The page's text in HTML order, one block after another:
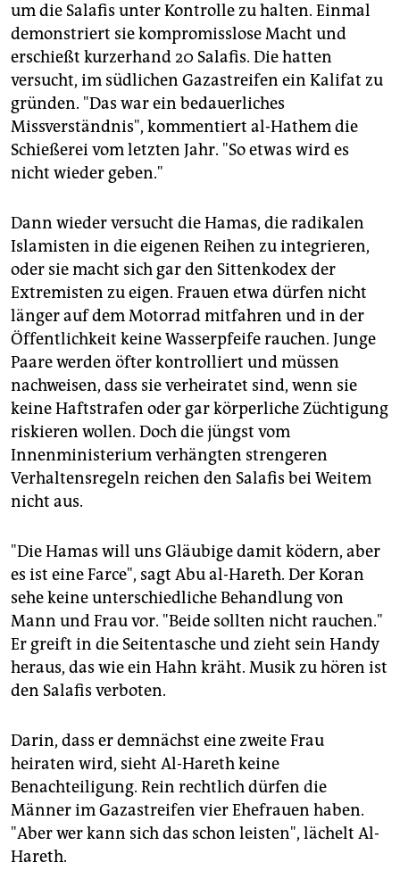
um die Salafis unter Kontrolle zu halten. Einmal
demonstriert sie kompromisslose Macht und
erschießt kurzerhand 20 Salafis. Die hatten
versucht, im südlichen Gazastreifen ein Kalifat zu
gründen. "Das war ein bedauerliches
Missverständnis", kommentiert al-Hathem die
Schießerei vom letzten Jahr. "So etwas wird es
nicht wieder geben."
Dann wieder versucht die Hamas, die radikalen
Islamisten in die eigenen Reihen zu integrieren,
oder sie macht sich gar den Sittenkodex der
Extremisten zu eigen. Frauen etwa dürfen nicht
länger auf dem Motorrad mitfahren und in der
Öffentlichkeit keine Wasserpfeife rauchen. Junge
Paare werden öfter kontrolliert und müssen
nachweisen, dass sie verheiratet sind, wenn sie
keine Haftstrafen oder gar körperliche Züchtigung
riskieren wollen. Doch die jüngst vom
Innenministerium verhängten strengeren
Verhaltensregeln reichen den Salafis bei Weitem
nicht aus.
"Die Hamas will uns Gläubige damit ködern, aber
es ist eine Farce", sagt Abu al-Hareth. Der Koran
sehe keine unterschiedliche Behandlung von
Mann und Frau vor. "Beide sollten nicht rauchen."
Er greift in die Seitentasche und zieht sein Handy
heraus, das wie ein Hahn kräht. Musik zu hören ist
den Salafis verboten.
Darin, dass er demnächst eine zweite Frau
heiraten wird, sieht Al-Hareth keine
Benachteiligung. Rein rechtlich dürfen die
Männer im Gazastreifen vier Ehefrauen haben.
"Aber wer kann sich das schon leisten", lächelt Al-
Hareth.